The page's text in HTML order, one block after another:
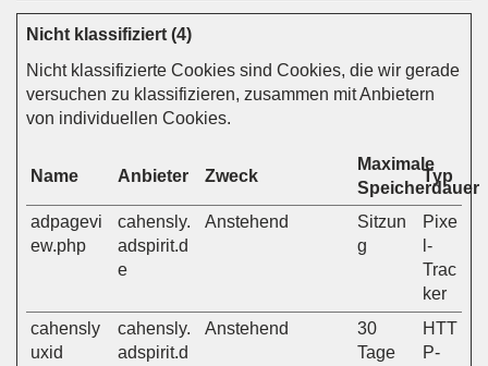
Nicht klassifiziert (4)
Nicht klassifizierte Cookies sind Cookies, die wir gerade
versuchen zu klassifizieren, zusammen mit Anbietern
von individuellen Cookies.
Name Anbieter Zweck
Maximale
Speicherdauer
Typ
adpagevi
ew.php
cahensly.
adspirit.d
e
Anstehend
Sitzun
g
Pixe
l-
Trac
ker
cahensly
uxid
cahensly.
adspirit.d
Anstehend
30
Tage
HTT
P-